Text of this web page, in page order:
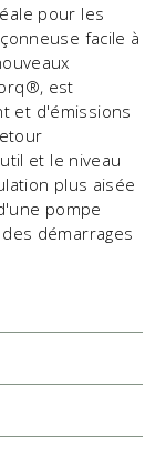
pour les
facile à
est
et d'émissions
et le niveau
plus aisée
pompe
démarrages